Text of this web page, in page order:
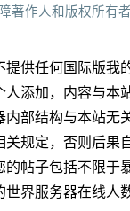
著作人和版权所有
提供任何国际版我
人添加，内容与本
内部结构与本站无
关规定，否则后果
的帖子包括不限于
世界服务器在线人